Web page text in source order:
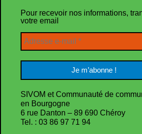
Pour recevoir nos informations,
votre email
SIVOM et Communauté de
en Bourgogne
6 rue Danton – 89 690 Chéroy
Tel. : 03 86 97 71 94